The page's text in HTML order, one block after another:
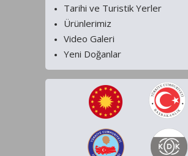
Tarihi ve Turistik Yerler
Ürünlerimiz
Video Galeri
Yeni Doğanlar